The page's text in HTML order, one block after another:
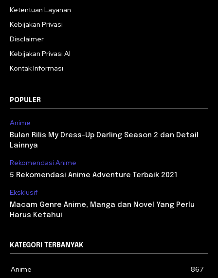
Ketentuan Layanan
Kebijakan Privasi
Disclaimer
Kebijakan Privasi AI
Kontak Informasi
POPULER
Anime
Bulan Rilis My Dress-Up Darling Season 2 dan Detail
Lainnya
Rekomendasi Anime
5 Rekomendasi Anime Adventure Terbaik 2021
Eksklusif
Macam Genre Anime, Manga dan Novel Yang Perlu
Harus Ketahui
KATEGORI TERBANYAK
Anime 867